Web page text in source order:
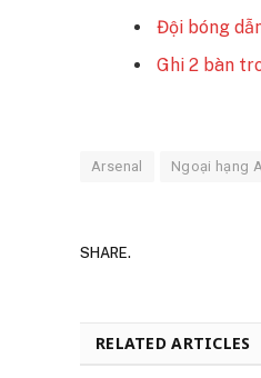
Đội bóng
Ghi 2 bàn
Arsenal Ngoại hạng
SHARE.
RELATED ARTICLES